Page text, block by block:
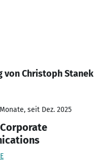
von Christoph Stanek
seit Dez. 2025